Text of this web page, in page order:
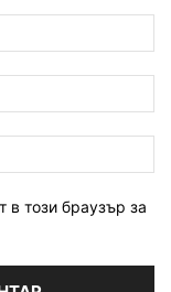
в този браузър за